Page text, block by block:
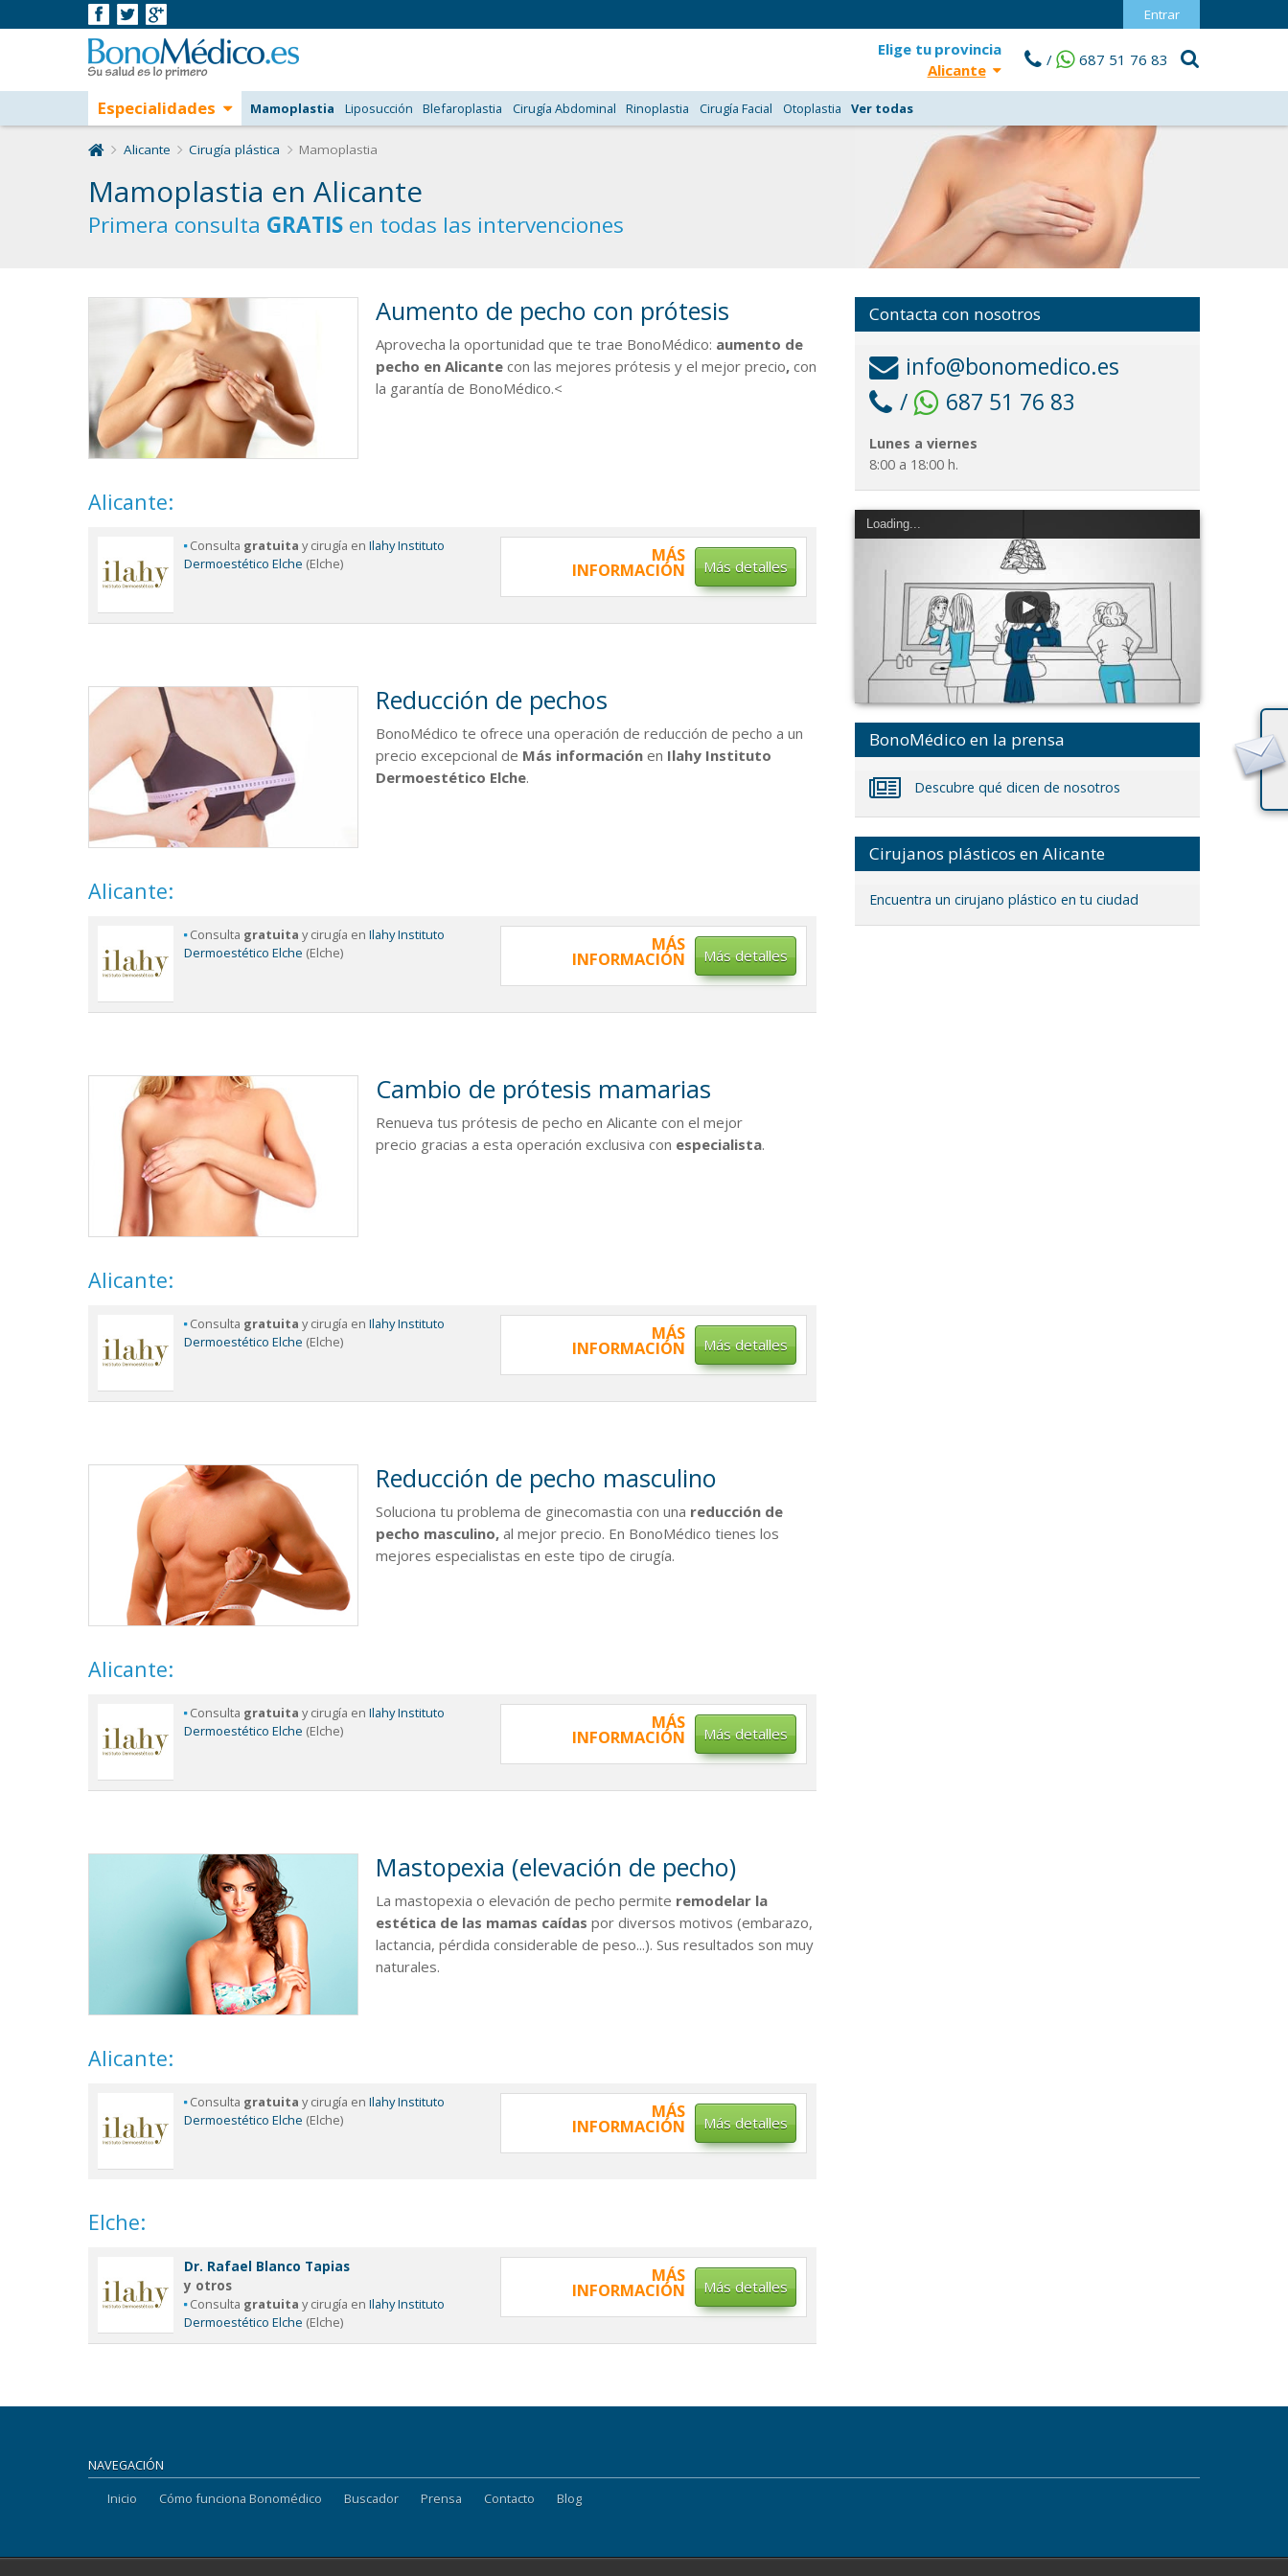
Entrar
Elige tu provincia
Alicante
/ 687 51 76 83
Alicante Cirugía plástica Mamoplastia
Mamoplastia en Alicante
Primera consulta GRATIS en todas las intervenciones
Aumento de pecho con prótesis
Aprovecha la oportunidad que te trae BonoMédico: aumento de
pecho en Alicante con las mejores prótesis y el mejor precio, con
la garantía de BonoMédico.<
Alicante:
Consulta gratuita y cirugía en Ilahy Instituto
Dermoestético Elche (Elche) MÁS
INFORMACIÓN Más detalles
Reducción de pechos
BonoMédico te ofrece una operación de reducción de pecho a un
precio excepcional de Más información en Ilahy Instituto
Dermoestético Elche.
Alicante:
Consulta gratuita y cirugía en Ilahy Instituto
Dermoestético Elche (Elche) MÁS
INFORMACIÓN Más detalles
Cambio de prótesis mamarias
Renueva tus prótesis de pecho en Alicante con el mejor
precio gracias a esta operación exclusiva con especialista.
Alicante:
Consulta gratuita y cirugía en Ilahy Instituto
Dermoestético Elche (Elche) MÁS
INFORMACIÓN Más detalles
Reducción de pecho masculino
Soluciona tu problema de ginecomastia con una reducción de
pecho masculino, al mejor precio. En BonoMédico tienes los
mejores especialistas en este tipo de cirugía.
Alicante:
Consulta gratuita y cirugía en Ilahy Instituto
Dermoestético Elche (Elche) MÁS
INFORMACIÓN Más detalles
Mastopexia (elevación de pecho)
La mastopexia o elevación de pecho permite remodelar la
estética de las mamas caídas por diversos motivos (embarazo,
lactancia, pérdida considerable de peso...). Sus resultados son muy
naturales.
Alicante:
Consulta gratuita y cirugía en Ilahy Instituto
Dermoestético Elche (Elche) MÁS
INFORMACIÓN Más detalles
Elche:
Dr. Rafael Blanco Tapias
y otros
Consulta gratuita y cirugía en Ilahy Instituto
Dermoestético Elche (Elche)
MÁS
INFORMACIÓN Más detalles
Contacta con nosotros
info@bonomedico.es
/
687 51 76 83
Lunes a viernes
8:00 a 18:00 h.
Loading...
BonoMédico en la prensa
Descubre qué dicen de nosotros
Cirujanos plásticos en Alicante
Encuentra un cirujano plástico en tu ciudad
NAVEGACIÓN
Inicio
Cómo funciona Bonomédico Buscador Prensa Contacto Blog
Especialidades Mamoplastia Liposucción Blefaroplastia Cirugía Abdominal Rinoplastia Cirugía Facial Otoplastia Ver todas